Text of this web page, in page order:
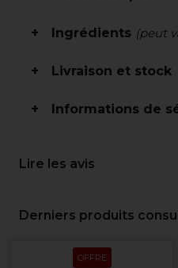
Ingrédients (peut
Livraison et stock
Informations de
Lire les avis
Derniers produits
OFFRE